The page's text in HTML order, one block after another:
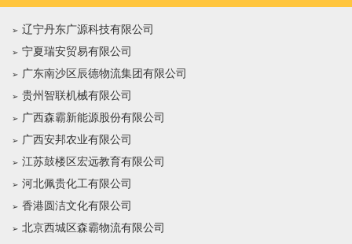
辽宁丹东广源科技有限公司
宁夏瑞安贸易有限公司
广东南沙区辰德物流集团有限公司
贵州智联机械有限公司
广西森霸新能源股份有限公司
广西安邦农业有限公司
江苏鼓楼区宏远教育有限公司
河北佩贵化工有限公司
香港圆洁文化有限公司
北京西城区森霸物流有限公司